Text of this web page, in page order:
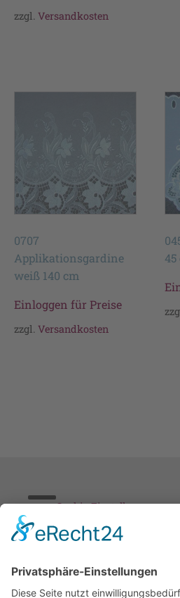
zzgl. Versandkosten
0707
Applikationsgardine
weiß 140 cm
Einloggen für Preise
zzgl. Versandkosten
45
Cookie-Einstellungen